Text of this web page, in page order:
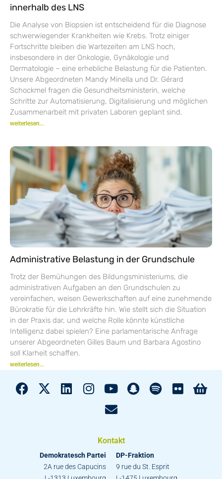
innerhalb des LNS
Die Analyse von Biopsien ist entscheidend für die Diagnose
schwerwiegender Krankheiten wie Krebs. Trotz einiger
Fortschritte bleiben die Wartezeiten am LNS hoch,
insbesondere in der Onkologie, Gynäkologie und
Dermatologie – eine erhebliche Belastung für die Patienten.
Unsere Abgeordneten Mandy Minella und Dr. Gérard
Schockmel fragen die Gesundheitsministerin, welche
Schritte zur Automatisierung, Digitalisierung und möglichen
Zusammenarbeit mit privaten Laboren geplant sind.
weiterlesen...
Administrative Belastung in der Grundschule
Trotz der Bemühungen des Bildungsministeriums, die
administrativen Aufgaben an den Grundschulen zu
vereinfachen, weisen Gewerkschaften auf eine zunehmende
Bürokratie für die Lehrkräfte hin. Wie stellt sich die Situation
in der Praxis dar, und welche Rolle könnte künstliche
Intelligenz dabei spielen? Eine parlamentarische Anfrage
unserer Abgeordneten Gilles Baum und Barbara Agostino
soll Klarheit schaffen.
weiterlesen...
Kontakt
Demokratesch Partei
2A rue des Capucins
DP-Fraktion
9 rue du St. Esprit